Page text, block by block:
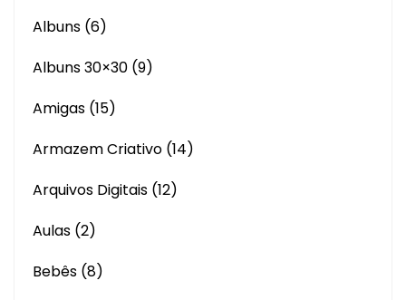
Albuns (6)
Albuns 30×30 (9)
Amigas (15)
Armazem Criativo (14)
Arquivos Digitais (12)
Aulas (2)
Bebês (8)